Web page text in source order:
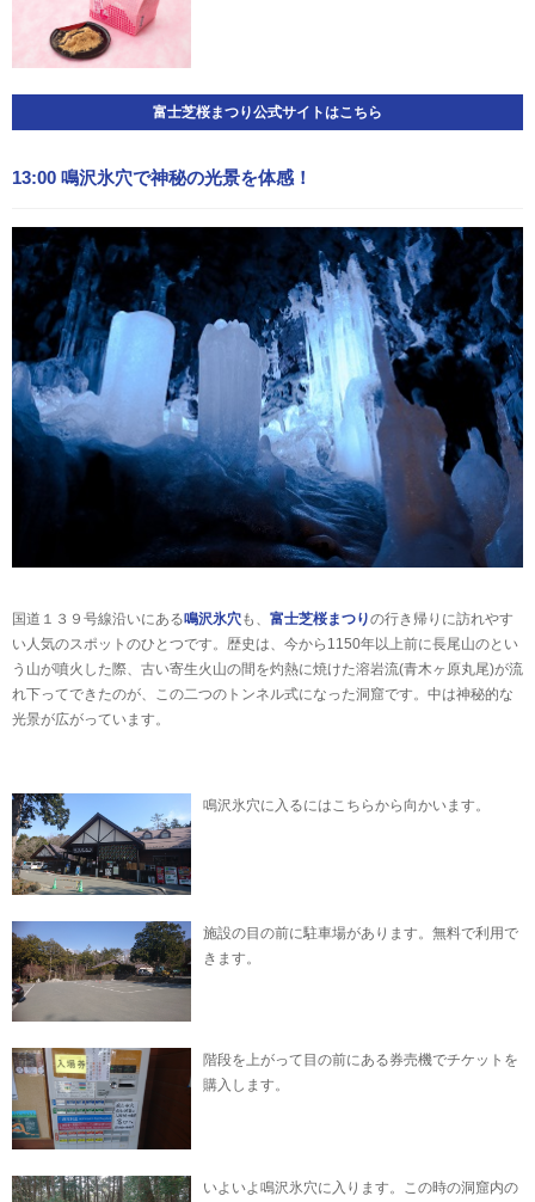
富士芝桜まつり公式サイトはこちら
13:00 鳴沢氷穴で神秘の光景を体感！
国道１３９号線沿いにある鳴沢氷穴も、 富士芝桜まつりの行き帰りに訪れやす
い人気のスポットのひとつです。歴史は、今から1150年以上前に長尾山のとい
う山が噴火した際、古い寄生火山の間を灼熱に焼けた溶岩流(青木ヶ原丸尾)が流
れ下ってできたのが、この二つのトンネル式になった洞窟です。中は神秘的な
光景が広がっています。
鳴沢氷穴に入るにはこちらから向かいます。
施設の目の前に駐車場があります。無料で利用で
きます。
階段を上がって目の前にある券売機でチケットを
購入します。
いよいよ鳴沢氷穴に入ります。この時の洞窟内の